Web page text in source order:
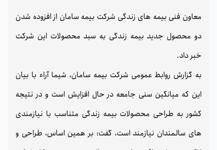
معاون فنی بیمه های زندگی شرکت بیمه سامان از افزوده شدن
دو محصول جدید بیمه زندگی به سبد محصولات این شرکت
خبر داد.
به گزارش روابط عمومی شرکت بیمه سامان، شیما آراء با بیان
این که میانگین سنی جامعه در حال افزایش است و در نتیجه
کشور به طراحی محصولات بیمه زندگی متناسب با نیازمندی
های سالمندان نیازمند است، گفت: بر همین اساس، طراحی و